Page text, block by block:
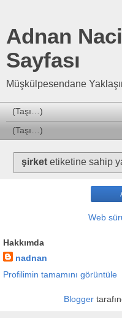
Adnan
Sayfası
Müşkülpesendane
şirketetiketine sahip
Web
Hakkımda
nadnan
Profilimin tamamını görüntüle
Blogger